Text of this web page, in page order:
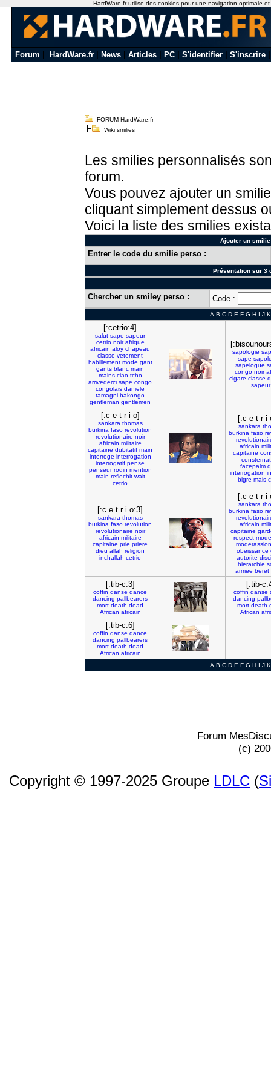
Forum HardWare.fr News Articles PC S'identifier S'inscrire
FORUM HardWare.fr
Wiki smilies
Les smilies personnalisés
forum.
Vous pouvez ajouter un
cliquant simplement dessus
Voici la liste des smilies
Ajouter un
Entrer le code du smilie perso :
Présentation sur 3
Chercher un smiley perso : Code :
A B C D E F G H I J K
[:cetrio:4]
salut sape sapeur
cetrio noir afrique
africain aloy chapeau
classe vetement
habillement mode gant
gants blanc main
mains ciao tcho
arrivederci sape congo
congolais daniele
tamagni bakongo
gentleman gentlemen
sapologie
sape
sapelogue
congo noir
cigare classe
sapeur
[:c e t r i o]
sankara thomas
burkina faso revolution
revolutionaire noir
africain militaire
capitaine dubitatif main
interroge interrogation
interrogatif pense
penseur rodin mention
main reflechit wait
cetrio
[:c e t r i
sankara
burkina faso
africain
capitaine
facepalm
interrogation
bigre mais
[:c e t r i o:3]
sankara thomas
burkina faso revolution
revolutionaire noir
africain militaire
capitaine prie priere
dieu allah religion
inchallah cetrio
[:c e t r i
sankara
burkina faso
africain
capitaine
respect
moderassion
obeissance
autorite
hierarchie
armee beret
[:tib-c:3]
coffin danse dance
dancing pallbearers
mort death dead
African africain
[:tib-
coffin danse
dancing
mort death
African
[:tib-c:6]
coffin danse dance
dancing pallbearers
mort death dead
African africain
A B C D E F G H I J K
Forum
(c)
Copyright © 1997-2025 Groupe LDLC (
HardWare.fr utilise des cookies pour une navigation optimale